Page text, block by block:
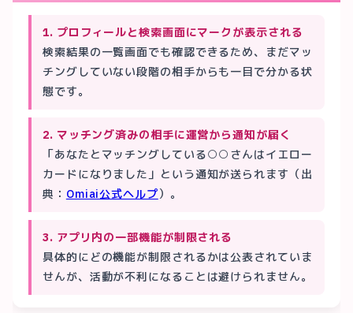
1. プロフィールと検索画面にマークが表示される
検索結果の一覧画面でも確認できるため、まだマッ
チングしていない段階の相手からも一目で分かる状
態です。
2. マッチング済みの相手に運営から通知が届く
「あなたとマッチングしている○○さんはイエロー
カードになりました」という通知が送られます（出
典： Omiai公式ヘルプ）。
3. アプリ内の一部機能が制限される
具体的にどの機能が制限されるかは公表されていま
せんが、活動が不利になることは避けられません。